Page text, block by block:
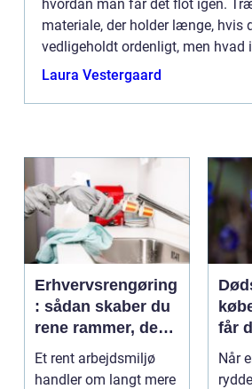
hvordan man får det flot igen.
materiale, der holder længe, hvis
vedligeholdt ordenligt, men hvad
egentlig? Først og fremmest skal
Laura Vestergaard
Erhvervsrengøring
: sådan skaber du
rene rammer, der
kan mærkes på
bundlinjen
Et rent arbejdsmiljø
handler om langt mere
får
Når